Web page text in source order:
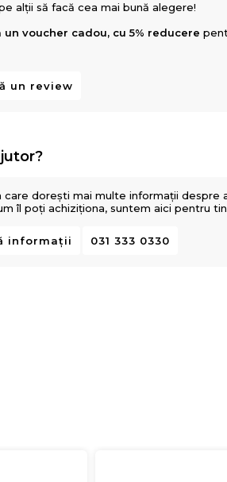
alții să facă cea mai bună alegere!
voucher cadou, cu 5% reducere
un review
care dorești mai multe informații despre
îl poți achiziționa, suntem aici pentru
informații 031 333 0330